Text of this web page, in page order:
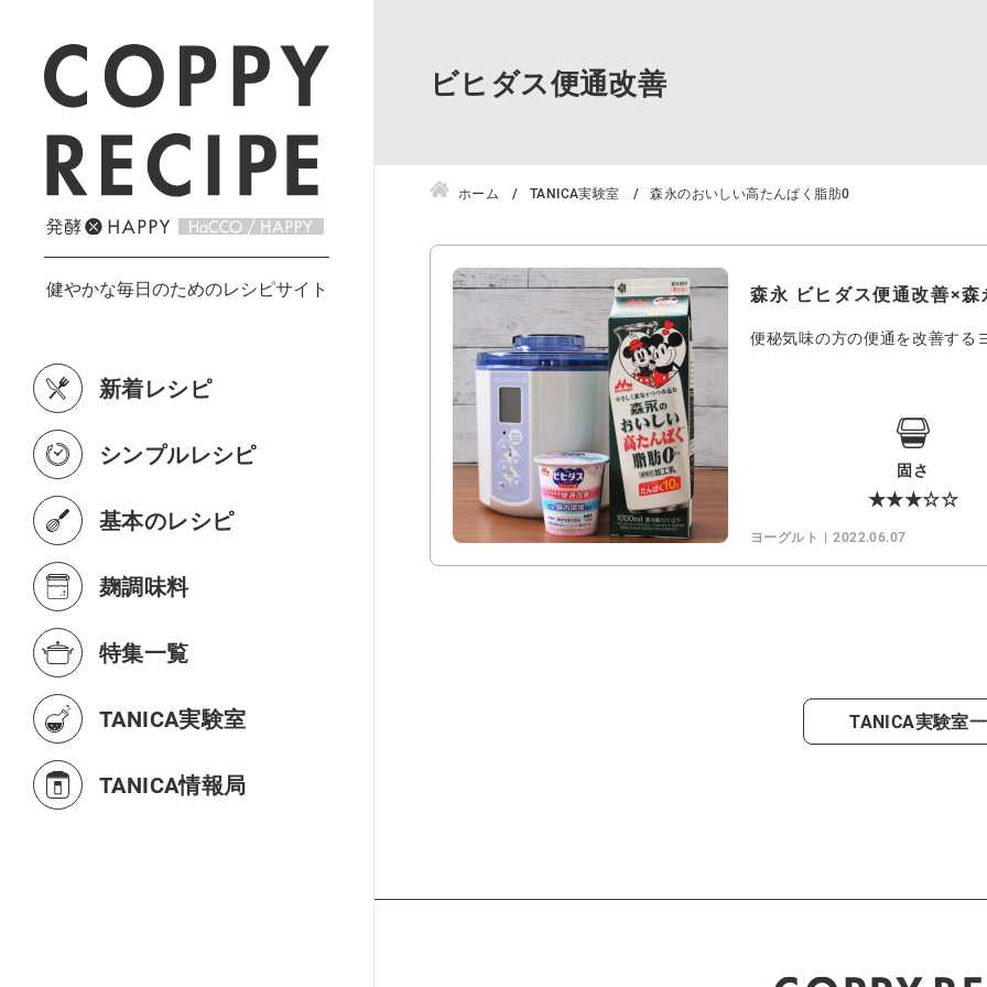
新着レシピ
シンプルレシピ
基本のレシピ
麹調味料
特集一覧
TANICA実験室
TANICA情報局
ビヒダス便通改善
ホーム TANICA実験室 森永のおいしい高たんぱく脂肪0
森永 ビヒダス便通改善×
便秘気味の方の便通を改善する
固さ
★★★☆☆
ヨーグルト 2022.06.07
TANICA実験室